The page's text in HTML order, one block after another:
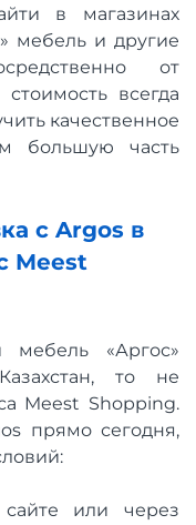
в магазинах
мебель и другие
от
всегда
качественное
большую часть
с Argos в
Meest
мебель «Аргос»
то не
Meest Shopping.
прямо сегодня,
сайте или через